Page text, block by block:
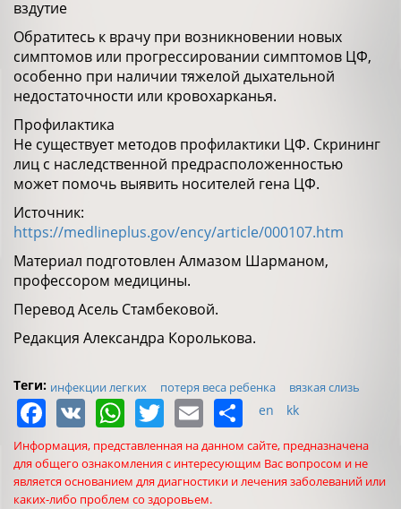
вздутие
Обратитесь к врачу при возникновении новых
симптомов или прогрессировании симптомов ЦФ,
особенно при наличии тяжелой дыхательной
недостаточности или кровохарканья.
Профилактика
Не существует методов профилактики ЦФ. Скрининг
лиц с наследственной предрасположенностью
может помочь выявить носителей гена ЦФ.
Источник:
https://medlineplus.gov/ency/article/000107.htm
Материал подготовлен Алмазом Шарманом,
профессором медицины.
Перевод Асель Стамбековой.
Редакция Александра Королькова.
Теги: инфекции легких потеря веса ребенка вязкая слизь
Facebook
VK WhatsApp
TwitterEmailShare
en kk
Информация, представленная на данном сайте, предназначена
для общего ознакомления с интересующим Вас вопросом и не
является основанием для диагностики и лечения заболеваний или
каких-либо проблем со здоровьем.